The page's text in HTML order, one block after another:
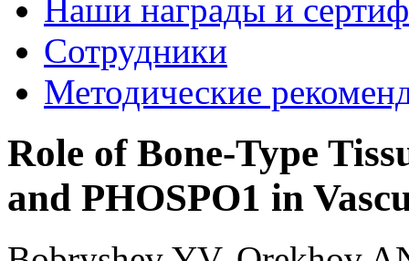
Наши награды и
Сотрудники
Методические
Role of Bone-Type
and PHOSPO1 in